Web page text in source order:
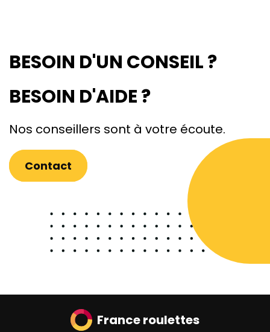
BESOIN D'UN CONSEIL ?
BESOIN D'AIDE ?
Nos conseillers sont à votre écoute.
Contact
France roulettes